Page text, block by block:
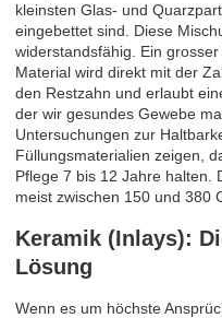
kleinsten Glas- und
eingebettet sind. Diese
widerstandsfähig. Ein
Material wird direkt mit der
den Restzahn und erlaubt
der wir gesundes Gewebe
Untersuchungen zur
Füllungsmaterialien zeigen,
Pflege 7 bis 12 Jahre halten.
meist zwischen 150 und 380
Keramik (Inlays):
Lösung
Wenn es um höchste